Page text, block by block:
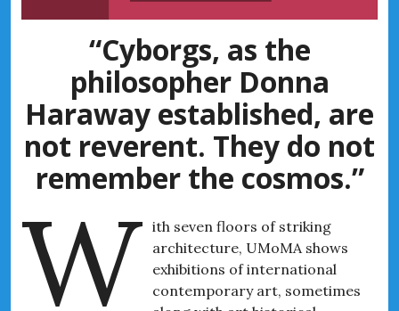
“Cyborgs, as the
philosopher Donna
Haraway established, are
not reverent. They do not
remember the cosmos.”
W
ith seven floors of striking
architecture, UMoMA shows
exhibitions of international
contemporary art, sometimes